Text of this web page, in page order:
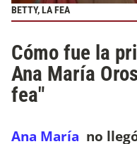
BETTY, LA FEA
Cómo fue la
Ana María
fea"
Ana María no